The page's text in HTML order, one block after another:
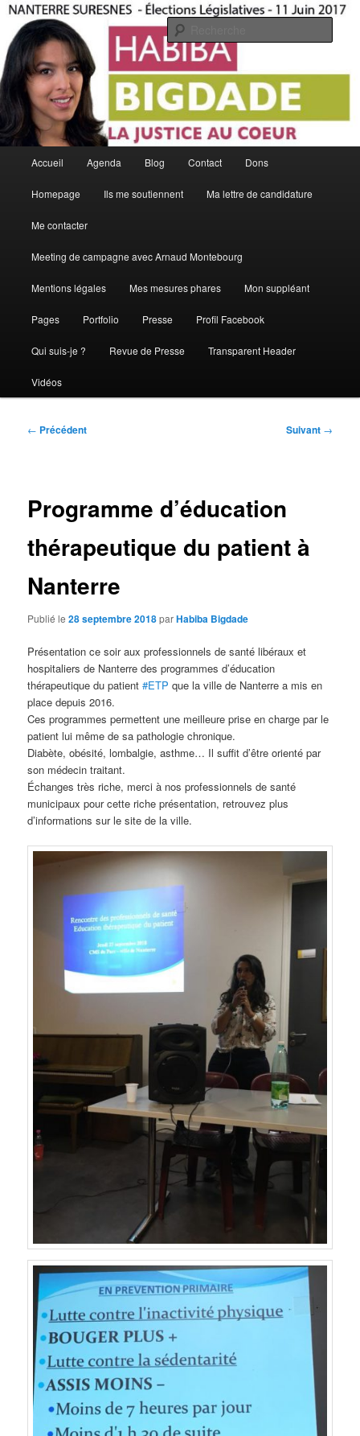
Aller
contenu
principalHabiba Bigdade
La Justice Au Coeur
principal
Accueil Agenda Blog Contact Dons
Homepage Ils me soutiennent Ma lettre de candidature
Me contacter
Meeting de campagne avec Arnaud Montebourg
Mentions légales Mes mesures phares Mon suppléant
Pages Portfolio Presse Profil Facebook
Qui suis-je ? Revue de Presse Transparent Header
Vidéos
Navigation
← Précédent Suivant →
Programme d’éducation
thérapeutique du patient à
Nanterre
Publié le28 septembre 2018parHabiba Bigdade
Présentation ce soir aux professionnels de santé libéraux et
hospitaliers de Nanterre des programmes d’éducation
thérapeutique du patient#ETP que la ville de Nanterre a mis en
place depuis 2016.
Ces programmes permettent une meilleure prise en charge par le
patient lui même de sa pathologie chronique.
Diabète, obésité, lombalgie, asthme… Il suffit d’être orienté par
son médecin traitant.
Échanges très riche, merci à nos professionnels de santé
municipaux pour cette riche présentation, retrouvez plus
d’informations sur le site de la ville.